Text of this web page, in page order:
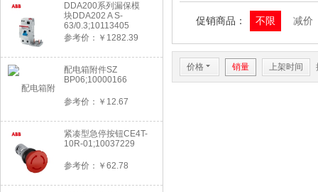
DDA200系列漏保模
块DDA202 A S-
63/0.3;10113405
参考价：￥1282.39
配电箱附件SZ
BP06;10000166
参考价：￥12.67
紧凑型急停按钮CE4T-
10R-01;10037229
参考价：￥62.78
促销商品： 不限 减价
价格 6 销量 上架时间